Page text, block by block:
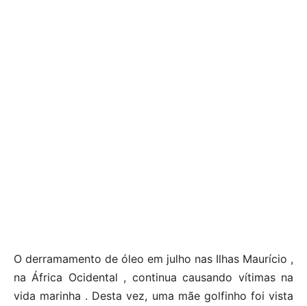
O derramamento de óleo em julho nas Ilhas Maurício ,
na África Ocidental , continua causando vítimas na
vida marinha . Desta vez, uma mãe golfinho foi vista